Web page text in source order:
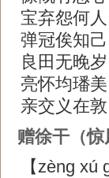
宝弃怨何
弹冠俟知
良田无晚
亮怀均璠
亲交义在敦
赠徐干（
【zèng xú